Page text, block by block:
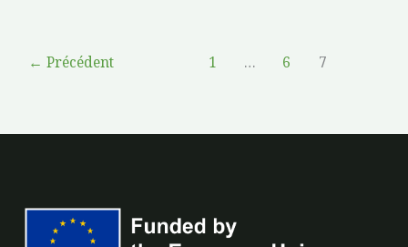
← Précédent 1 … 6 7